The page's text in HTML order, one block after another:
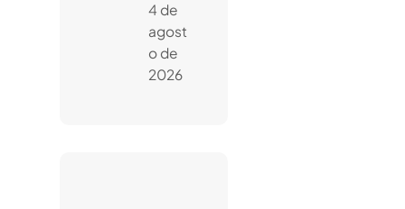
4 de
agost
o de
2026